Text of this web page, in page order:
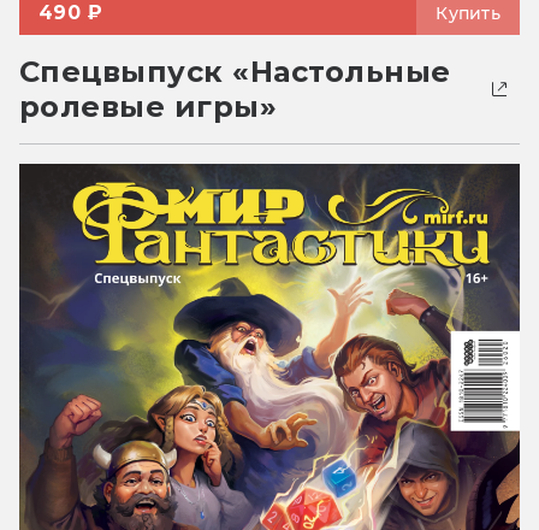
490 ₽ Купить
Спецвыпуск «Настольные
ролевые игры»